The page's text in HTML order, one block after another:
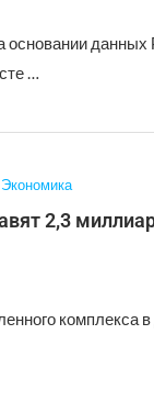
данных
…
Экономика
2,3
комплекса в